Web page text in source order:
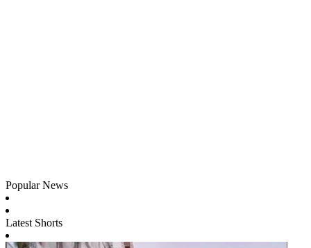
Popular News
Latest Shorts